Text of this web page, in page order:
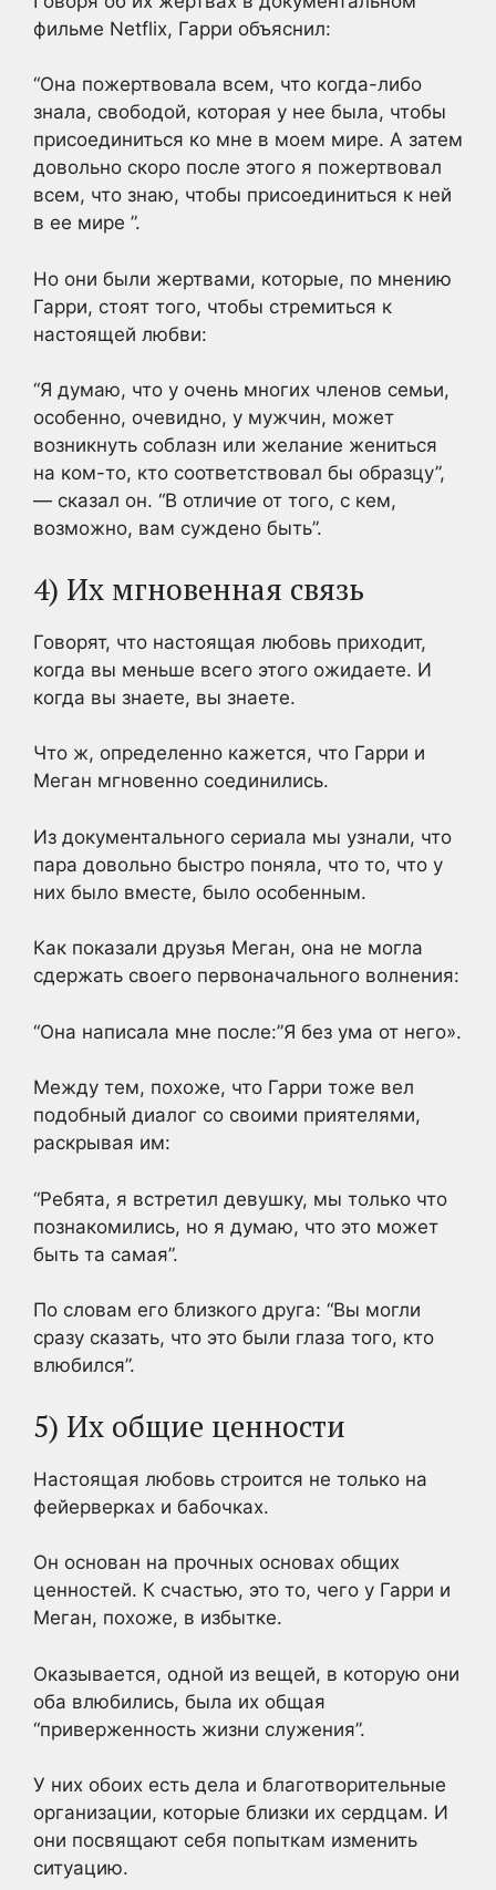
фильме Netflix, Гарри объяснил:
“Она пожертвовала всем, что когда-либо
знала, свободой, которая у нее была, чтобы
присоединиться ко мне в моем мире. А затем
довольно скоро после этого я пожертвовал
всем, что знаю, чтобы присоединиться к ней
в ее мире ”.
Но они были жертвами, которые, по мнению
Гарри, стоят того, чтобы стремиться к
настоящей любви:
“Я думаю, что у очень многих членов семьи,
особенно, очевидно, у мужчин, может
возникнуть соблазн или желание жениться
на ком-то, кто соответствовал бы образцу”,
— сказал он. “В отличие от того, с кем,
возможно, вам суждено быть”.
4) Их мгновенная связь
Говорят, что настоящая любовь приходит,
когда вы меньше всего этого ожидаете. И
когда вы знаете, вы знаете.
Что ж, определенно кажется, что Гарри и
Меган мгновенно соединились.
Из документального сериала мы узнали, что
пара довольно быстро поняла, что то, что у
них было вместе, было особенным.
Как показали друзья Меган, она не могла
сдержать своего первоначального волнения:
“Она написала мне после:”Я без ума от него».
Между тем, похоже, что Гарри тоже вел
подобный диалог со своими приятелями,
раскрывая им:
“Ребята, я встретил девушку, мы только что
познакомились, но я думаю, что это может
быть та самая”.
По словам его близкого друга: “Вы могли
сразу сказать, что это были глаза того, кто
влюбился”.
5) Их общие ценности
Настоящая любовь строится не только на
фейерверках и бабочках.
Он основан на прочных основах общих
ценностей. К счастью, это то, чего у Гарри и
Меган, похоже, в избытке.
Оказывается, одной из вещей, в которую они
оба влюбились, была их общая
“приверженность жизни служения”.
У них обоих есть дела и благотворительные
организации, которые близки их сердцам. И
они посвящают себя попыткам изменить
ситуацию.